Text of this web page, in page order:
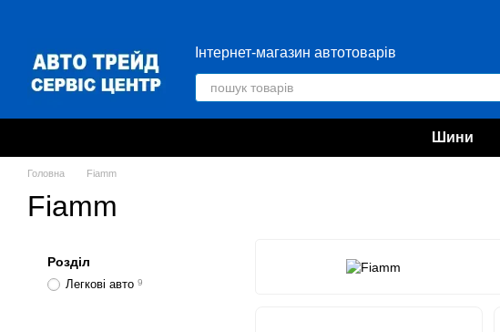
Інтернет-магазин автотоварів
Шини
Головна Fiamm
Fiamm
Розділ
Легкові авто 9